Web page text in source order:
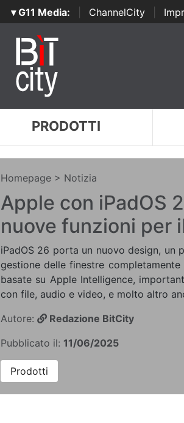
▾ G11 Media: ChannelCity
PRODOTTI
Homepage > Notizia
Apple con iPadOS
nuove funzioni per
iPadOS 26 porta un nuovo design, un
gestione delle finestre
basate su Apple Intelligence,
con file, audio e video, e molto altro
Autore:
Redazione BitCity
Pubblicato il: 11/06/2025
Prodotti